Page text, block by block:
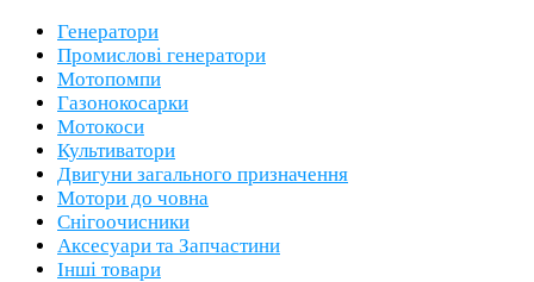
Генератори
Промислові генератори
Мотопомпи
Газонокосарки
Мотокоси
Культиватори
Двигуни загального призначення
Мотори до човна
Снігоочисники
Аксесуари та Запчастини
Інші товари